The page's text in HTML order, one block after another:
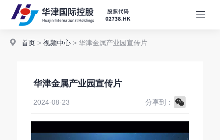
首页> 视频中心> 华津金属产业园宣传片
华津金属产业园宣传片
2024-08-23 分享到：